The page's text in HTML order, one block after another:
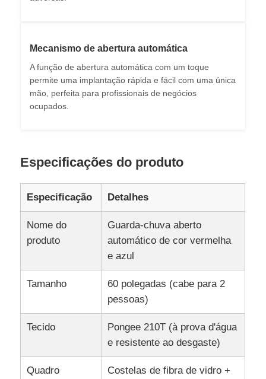
Guarda-chuvas infantis
guarda-chuvas de praia
Mecanismo de abertura automática
A função de abertura automática com um toque
permite uma implantação rápida e fácil com uma única
mão, perfeita para profissionais de negócios
ocupados.
Especificações do produto
Especificação Detalhes
Nome do
produto
Guarda-chuva aberto
automático de cor vermelha
e azul
Tamanho
60 polegadas (cabe para 2
pessoas)
Tecido
Pongee 210T (à prova d'água
e resistente ao desgaste)
Quadro
Costelas de fibra de vidro +